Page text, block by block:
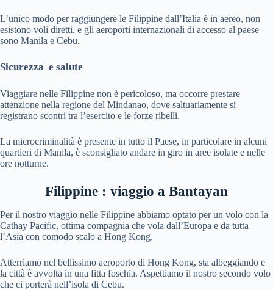
L’unico modo per raggiungere le Filippine dall’Italia è in aereo, non
esistono voli diretti, e gli aeroporti internazionali di accesso al paese
sono Manila e Cebu.
Sicurezza e salute
Viaggiare nelle Filippine non è pericoloso, ma occorre prestare
attenzione nella regione del Mindanao, dove saltuariamente si
registrano scontri tra l’esercito e le forze ribelli.
La microcriminalità è presente in tutto il Paese, in particolare in alcuni
quartieri di Manila, è sconsigliato andare in giro in aree isolate e nelle
ore notturne.
Filippine : viaggio a Bantayan
Per il nostro viaggio nelle Filippine abbiamo optato per un volo con la
Cathay Pacific, ottima compagnia che vola dall’Europa e da tutta
l’Asia con comodo scalo a Hong Kong.
Atterriamo nel bellissimo aeroporto di Hong Kong, sta albeggiando e
la città è avvolta in una fitta foschia. Aspettiamo il nostro secondo volo
che ci porterà nell’isola di Cebu.